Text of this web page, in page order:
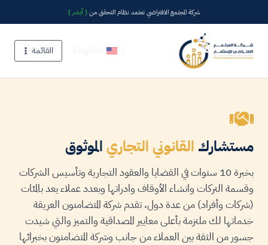
شركة المجتمع الافتراضي تعتمد نظام التحقق من( أبشر )
القائمة
مستشارك القانوني التجاري الموثوق
بخبرة 10 سنوات في القضايا والعقود التجارية وتأسيس الشركات
وقسمة التركات وانشاء الأوقاف وادراتها وبعدد عملاء يعد بالمئات
(شركات وأفراد) من عدة دول، تقدم شركة المتضامنون العريقة
خدماتها لك ملتزمة بأعلى معايير المصداقية والتميز والتي شيدت
جسور من الثقة بين العملاء من جانب وشركة المتضامنون بخبرائها